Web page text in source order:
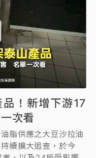
！新增下游17
次看
脂供應之大豆沙拉油
續擴大追查，於今